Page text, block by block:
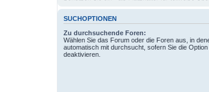
SUCHOPTIONEN
Zu durchsuchende Foren:
Wählen Sie das Forum oder die Foren aus, in
automatisch mit durchsucht, sofern Sie die
deaktivieren.